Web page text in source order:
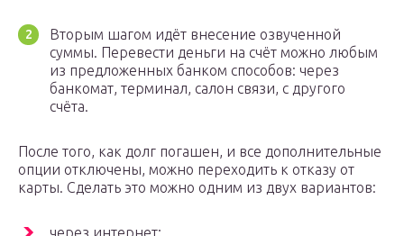
Вторым шагом идёт внесение озвученной
суммы. Перевести деньги на счёт можно любым
из предложенных банком способов: через
банкомат, терминал, салон связи, с другого
счёта.
После того, как долг погашен, и все дополнительные
опции отключены, можно переходить к отказу от
карты. Сделать это можно одним из двух вариантов:
через интернет;